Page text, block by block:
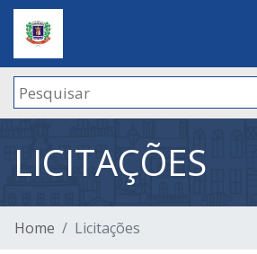
LICITAÇÕES
Home Licitações